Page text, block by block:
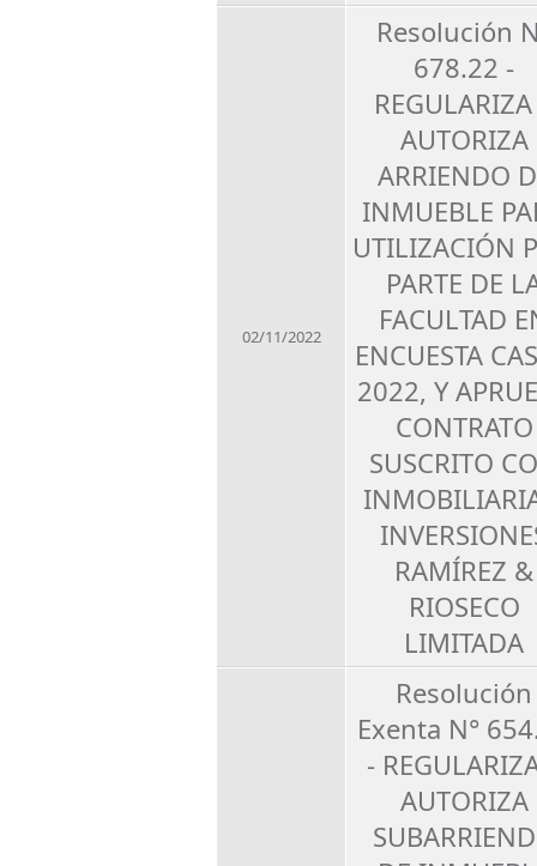
02/11/2022
Resolución
678.22 -
AUTORIZA
ARRIENDO
INMUEBLE
UTILIZACIÓN
PARTE DE
FACULTAD
ENCUESTA
2022, Y
CONTRATO
SUSCRITO
RAMÍREZ &
RIOSECO
LIMITADA
Resolución
Exenta N°
-
AUTORIZA